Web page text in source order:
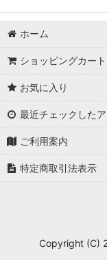
ホーム
ショッピングカート
お気に入り
最近チェックした
ご利用案内
特定商取引法表示
Copyright (C)